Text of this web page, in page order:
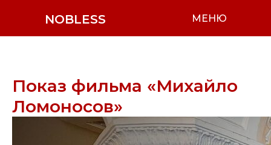
NOBLESS МЕНЮ
Показ фильма «Михайло
Ломоносов»